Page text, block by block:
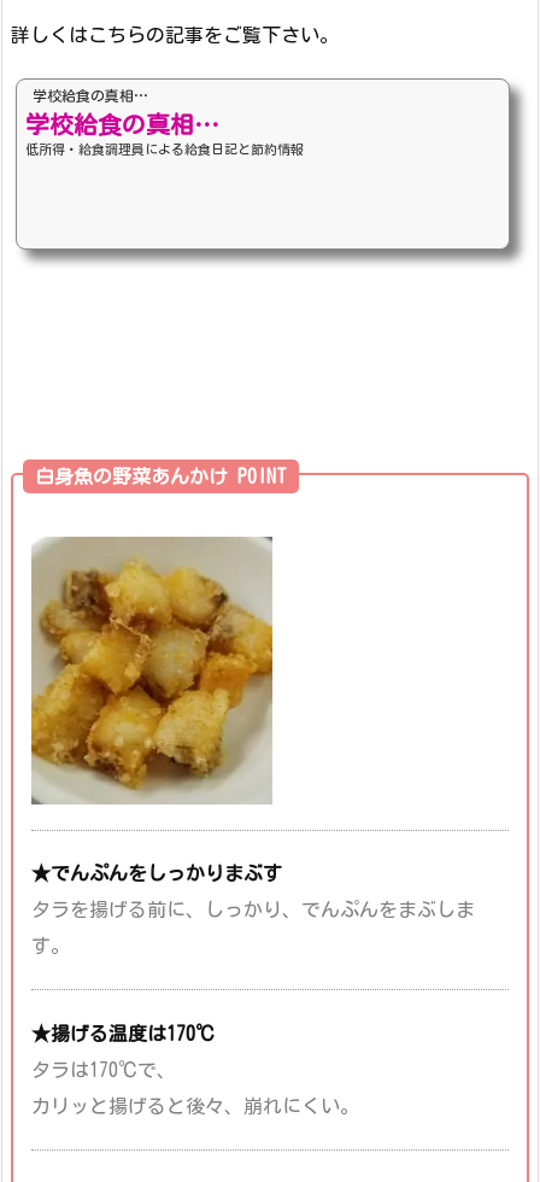
詳しくはこちらの記事をご覧下さい。
学校給食の真相…
学校給食の真相…
低所得・給食調理員による給食日記と節約情報
白身魚の野菜あんかけ POINT
★でんぷんをしっかりまぶす
タラを揚げる前に、しっかり、でんぷんをまぶしま
す。
★揚げる温度は170℃
タラは170℃で、
カリッと揚げると後々、崩れにくい。